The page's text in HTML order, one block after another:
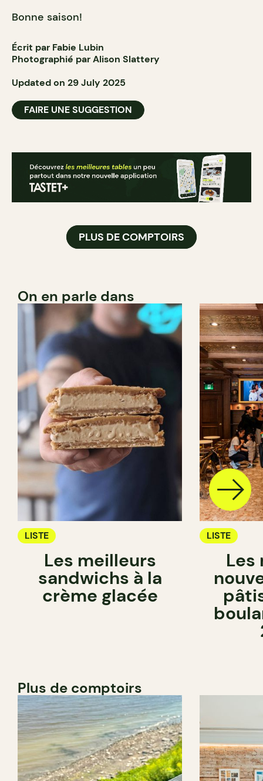
Bonne saison!
Écrit par Fabie Lubin
Photographié par Alison Slattery
Updated on 29 July 2025
FAIRE UNE SUGGESTION
PLUS DE COMPTOIRS
On en parle dans
LISTE
Les meilleurs
sandwichs à la
crème glacée
LISTE
Les
Plus de comptoirs